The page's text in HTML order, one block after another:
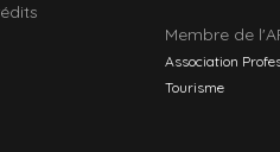
Membre de
Association
Tourisme